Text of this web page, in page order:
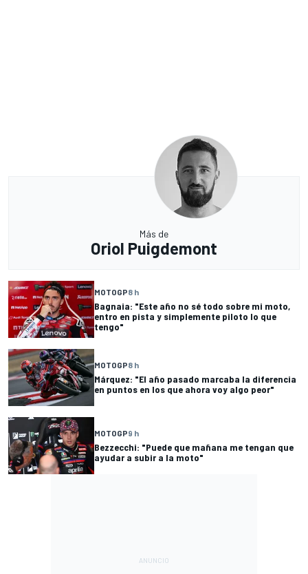
Más de
Oriol Puigdemont
MOTOGP8 h
Bagnaia: "Este año no sé todo sobre mi moto,
entro en pista y simplemente piloto lo que
tengo"
MOTOGP8 h
Márquez: "El año pasado marcaba la diferencia
en puntos en los que ahora voy algo peor"
MOTOGP9 h
Bezzecchi: "Puede que mañana me tengan que
ayudar a subir a la moto"